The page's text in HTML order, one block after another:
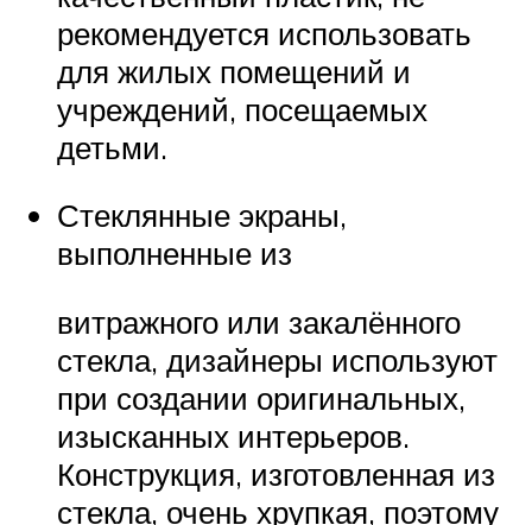
рекомендуется использовать
для жилых помещений и
учреждений, посещаемых
детьми.
Стеклянные экраны,
выполненные из
витражного или закалённого
стекла, дизайнеры используют
при создании оригинальных,
изысканных интерьеров.
Конструкция, изготовленная из
стекла, очень хрупкая, поэтому